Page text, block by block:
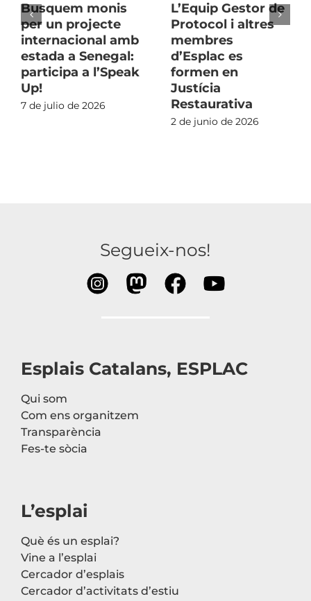
Busquem monis
per un projecte
internacional amb
estada a Senegal:
participa a l’Speak
Up!
7 de julio de 2026
L’Equip Gestor de
Protocol i altres
membres
d’Esplac es
formen en
Justícia
Restaurativa
2 de junio de 2026
Segueix-nos!
Esplais Catalans, ESPLAC
Qui som
Com ens organitzem
Transparència
Fes-te sòcia
L’esplai
Què és un esplai?
Vine a l’esplai
Cercador d’esplais
Cercador d’activitats d’estiu